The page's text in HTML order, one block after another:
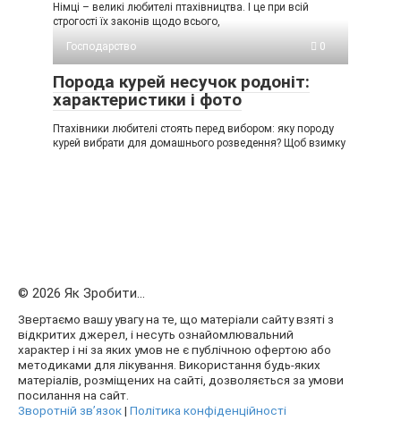
Німці – великі любителі птахівництва. І це при всій
строгості їх законів щодо всього,
Господарство
0
Порода курей несучок родоніт:
характеристики і фото
Птахівники любителі стоять перед вибором: яку породу
курей вибрати для домашнього розведення? Щоб взимку
© 2026 Як Зробити...
Звертаємо вашу увагу на те, що матеріали сайту взяті з
відкритих джерел, і несуть ознайомлювальний
характер і ні за яких умов не є публічною офертою або
методиками для лікування. Використання будь-яких
матеріалів, розміщених на сайті, дозволяється за умови
посилання на сайт.
Зворотній зв’язок| Політика конфіденційності